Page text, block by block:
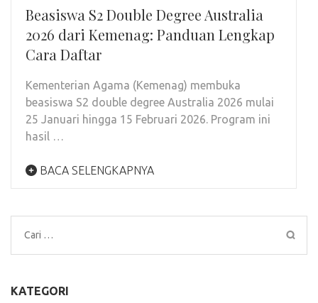
Beasiswa S2 Double Degree Australia
2026 dari Kemenag: Panduan Lengkap
Cara Daftar
Kementerian Agama (Kemenag) membuka
beasiswa S2 double degree Australia 2026 mulai
25 Januari hingga 15 Februari 2026. Program ini
hasil …
BACA SELENGKAPNYA
Cari
untuk:
KATEGORI